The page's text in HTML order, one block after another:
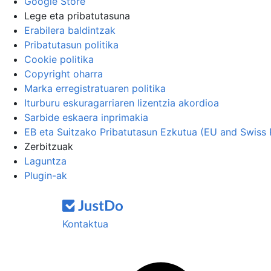
Lege eta pribatutasuna
Erabilera baldintzak
Pribatutasun politika
Cookie politika
Copyright oharra
Marka erregistratuaren politika
Iturburu eskuragarriaren lizentzia akordioa
Sarbide eskaera inprimakia
EB eta Suitzako Pribatutasun Ezkutua (EU and Swiss
Zerbitzuak
Laguntza
Plugin-ak
Kontaktua